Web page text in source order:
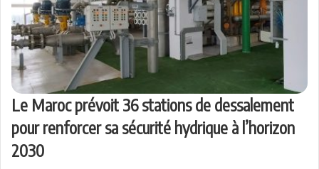
Le Maroc prévoit 36 stations de dessalement
pour renforcer sa sécurité hydrique à l’horizon
2030